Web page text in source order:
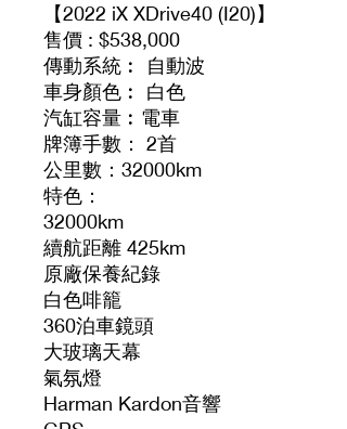
【2022 iX XDrive40 (I20)】
售價 : $538,000
傳動系統︰ 自動波
車身顏色︰ 白色
汽缸容量︰電車
牌簿手數： 2首
公里數：32000km
特色：
32000km
續航距離 425km
原廠保養紀錄
白色啡籠
360泊車鏡頭
大玻璃天幕
氣氛燈
Harman Kardon音響